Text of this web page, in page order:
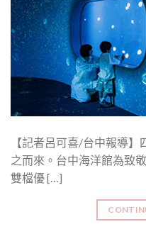
【記者呂可喜/台中報導
之而來。台中海洋館為致
雙檔優 […]